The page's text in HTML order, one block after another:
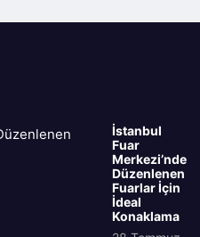
İstanbul
Fuar
Merkezi’nde
Düzenlenen
Fuarlar İçin
İdeal
Konaklama